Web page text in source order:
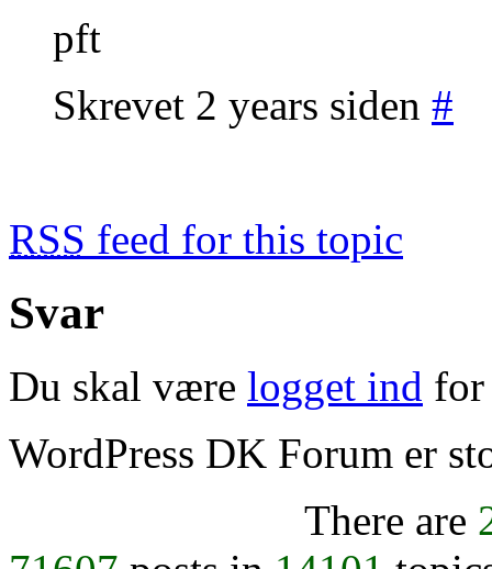
pft
Skrevet 2 years siden #
RSS feed for this topic
Svar
Du skal være logget ind for
WordPress DK Forum er
There are